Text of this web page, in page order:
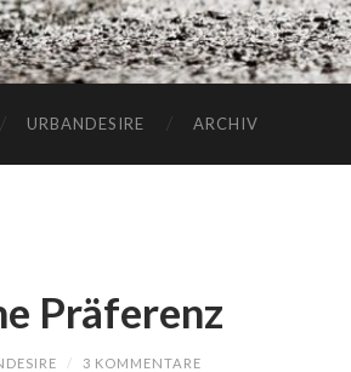
URBANDESIRE ARCHIV
Präferenz
/ 3 KOMMENTARE